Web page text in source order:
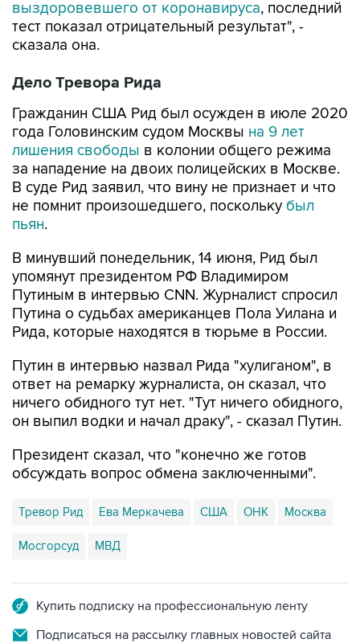
сказала она.
Дело Тревора Рида
Гражданин США Рид был осужден в июле 2020
лишения свободыв колонии общего режима
за нападение на двоих полицейских в Москве.
В суде Рид заявил, что вину не признает и что
не помнит произошедшего, посколькубыл
пьян.
В минувший понедельник, 14 июня, Рид был
Путиным в интервью CNN. Журналист спросил
Путина о судьбах американцев Пола Уилана и
Рида, которые находятся в тюрьме в России.
Путин в интервью назвал Рида "хулиганом", в
ничего обидного тут нет. "Тут ничего обидного,
он выпил водки и начал драку", - сказал Путин.
Президент сказал, что "конечно же готов
Тревор Рид Ева Меркачева США ОНК Москва
Мосгорсуд МВД
Подписаться на рассылку главных новостей сайта
Получать оперативные новости в официальном